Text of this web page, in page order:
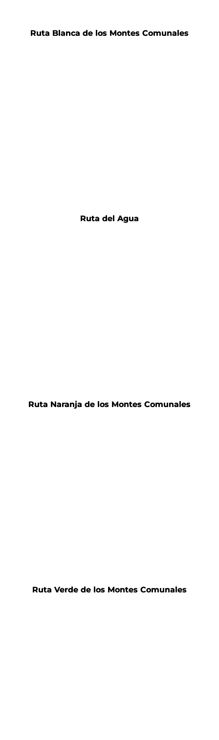
Ruta Blanca de los Montes Comunales
Ruta del Agua
Ruta Naranja de los Montes Comunales
Ruta Verde de los Montes Comunales